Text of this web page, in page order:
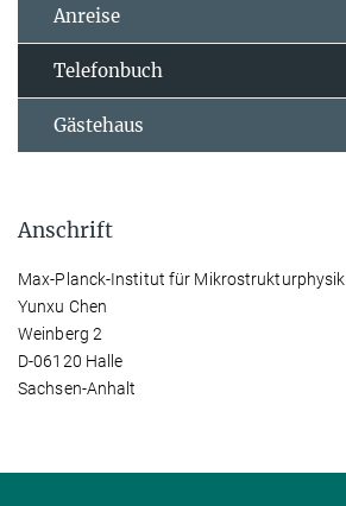
Anreise
Telefonbuch
Gästehaus
Anschrift
Max-Planck-Institut für Mikrostrukturphysik
Yunxu Chen
Weinberg 2
D-06120 Halle
Sachsen-Anhalt